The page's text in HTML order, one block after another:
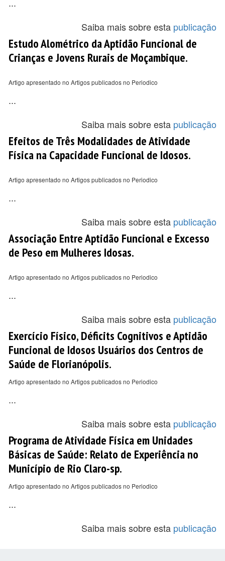
Saiba mais sobre esta publicação
Estudo Alométrico da Aptidão Funcional de
Crianças e Jovens Rurais de Moçambique.
Artigo apresentado no Artigos publicados no Periodico
...
Saiba mais sobre esta publicação
Efeitos de Três Modalidades de Atividade
Física na Capacidade Funcional de Idosos.
Artigo apresentado no Artigos publicados no Periodico
...
Saiba mais sobre esta publicação
Associação Entre Aptidão Funcional e Excesso
de Peso em Mulheres Idosas.
Artigo apresentado no Artigos publicados no Periodico
...
Saiba mais sobre esta publicação
Exercício Físico, Déficits Cognitivos e Aptidão
Funcional de Idosos Usuários dos Centros de
Saúde de Florianópolis.
Artigo apresentado no Artigos publicados no Periodico
...
Saiba mais sobre esta publicação
Programa de Atividade Física em Unidades
Básicas de Saúde: Relato de Experiência no
Município de Rio Claro-sp.
Artigo apresentado no Artigos publicados no Periodico
...
Saiba mais sobre esta publicação